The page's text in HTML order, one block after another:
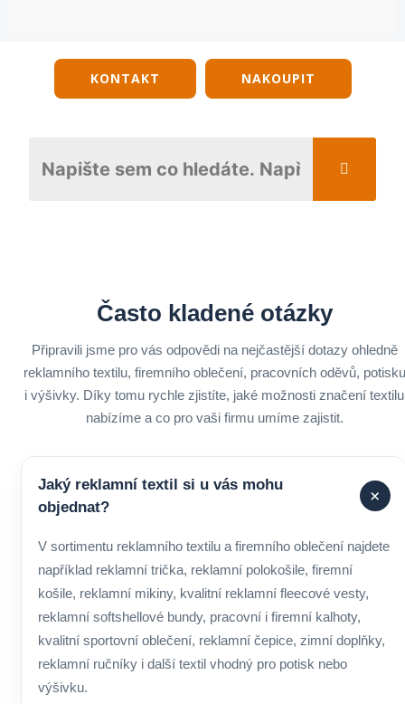
KONTAKT NAKOUPIT
Často kladené otázky
Připravili jsme pro vás odpovědi na nejčastější dotazy ohledně
reklamního textilu, firemního oblečení, pracovních oděvů, potisku
i výšivky. Díky tomu rychle zjistíte, jaké možnosti značení textilu
nabízíme a co pro vaši firmu umíme zajistit.
Jaký reklamní textil si u vás mohu
objednat?
+
V sortimentu reklamního textilu a firemního oblečení najdete
například reklamní trička, reklamní polokošile, firemní
košile, reklamní mikiny, kvalitní reklamní fleecové vesty,
reklamní softshellové bundy, pracovní i firemní kalhoty,
kvalitní sportovní oblečení, reklamní čepice, zimní doplňky,
reklamní ručníky i další textil vhodný pro potisk nebo
výšivku.